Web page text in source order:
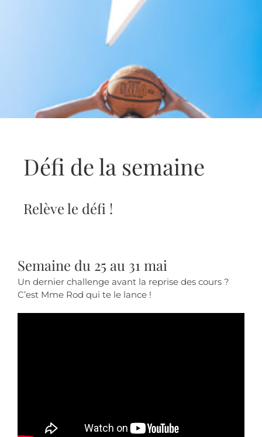
Défi de la semaine
Relève le défi !
Semaine du 25 au 31 mai
Un dernier challenge avant la reprise des cours ?
C’est Mme Rod qui te le lance !